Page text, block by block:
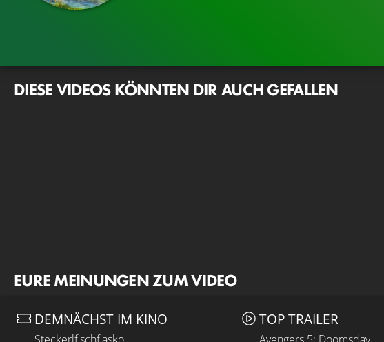
DIESE VIDEOS KÖNNTEN DIR AUCH GEFALLEN
EURE MEINUNGEN ZUM VIDEO
DEMNÄCHST IM KINO TOP TRAILER